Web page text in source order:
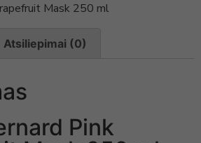
Mask 250 ml
Atsiliepimai (0)
Pink